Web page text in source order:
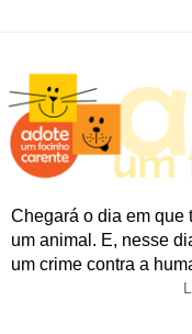
Chegará o dia em que
um animal. E, nesse
um crime contra a